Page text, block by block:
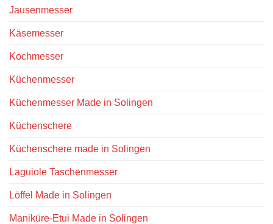
Jausenmesser
Käsemesser
Kochmesser
Küchenmesser
Küchenmesser Made in Solingen
Küchenschere
Küchenschere made in Solingen
Laguiole Taschenmesser
Löffel Made in Solingen
Maniküre-Etui Made in Solingen